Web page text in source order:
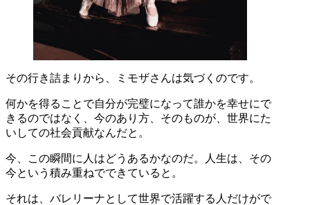
その行き詰まりから、ミモザさんは気づくのです。
何かを得ることで自分が完璧になって誰かを幸せにで
きるのではなく、今のあり方、そのものが、世界にた
いしての社会貢献なんだと。
今、この瞬間に人はどうあるかなのだ。人生は、その
今という積み重ねでできていると。
それは、バレリーナとして世界で活躍する人だけがで